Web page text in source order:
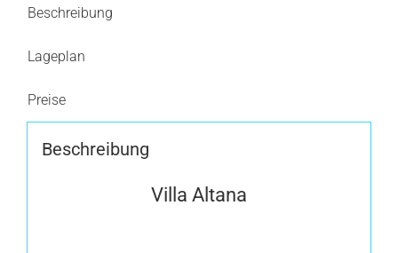
Beschreibung
Lageplan
Preise
Beschreibung
Villa Altana